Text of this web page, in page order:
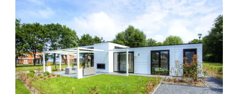
Zwinhoeve
Hôtels
Last
minutes
Plages
Voir